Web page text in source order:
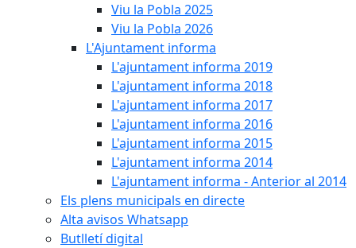
Viu la Pobla 2025
Viu la Pobla 2026
L'Ajuntament informa
L'ajuntament informa 2019
L'ajuntament informa 2018
L'ajuntament informa 2017
L'ajuntament informa 2016
L'ajuntament informa 2015
L'ajuntament informa 2014
L'ajuntament informa - Anterior al 2014
Els plens municipals en directe
Alta avisos Whatsapp
Butlletí digital